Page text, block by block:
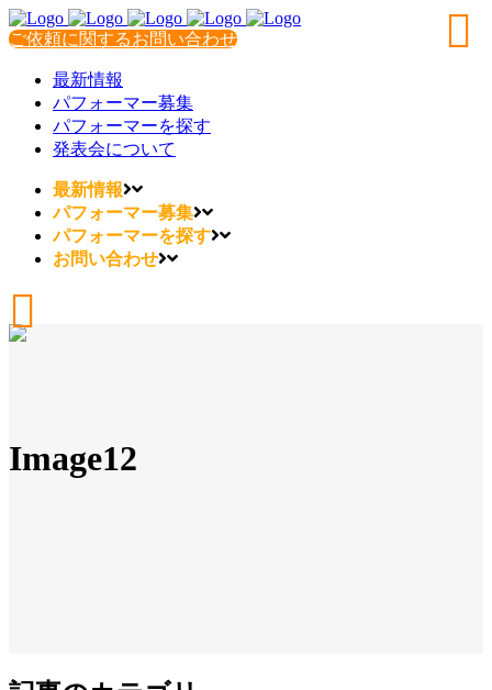
ご依頼に関するお問い合わせ
最新情報
パフォーマー募集
パフォーマーを探す
発表会について
最新情報
パフォーマー募集
パフォーマーを探す
お問い合わせ
Image12